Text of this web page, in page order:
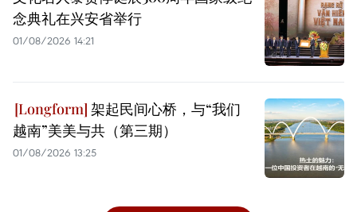
念典礼在兴安省举行
01/08/2026 14:21
架起民间心桥，与“我们
越南”美美与共（第三期）
01/08/2026 13:25